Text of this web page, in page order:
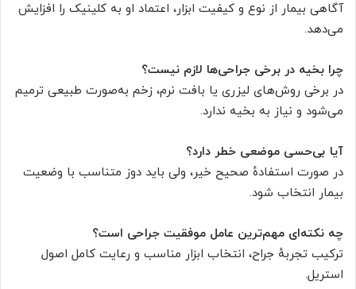
آگاهی بیمار از نوع و کیفیت ابزار، اعتماد او به کلینیک را افزایش
می‌دهد.
چرا بخیه در برخی جراحی‌ها لازم نیست؟
در برخی روش‌های لیزری یا بافت نرم، زخم به‌صورت طبیعی ترمیم
می‌شود و نیاز به بخیه ندارد.
آیا بی‌حسی موضعی خطر دارد؟
در صورت استفادهٔ صحیح خیر، ولی باید دوز متناسب با وضعیت
بیمار انتخاب شود.
چه نکته‌ای مهم‌ترین عامل موفقیت جراحی است؟
ترکیب تجربهٔ جراح، انتخاب ابزار مناسب و رعایت کامل اصول
استریل.